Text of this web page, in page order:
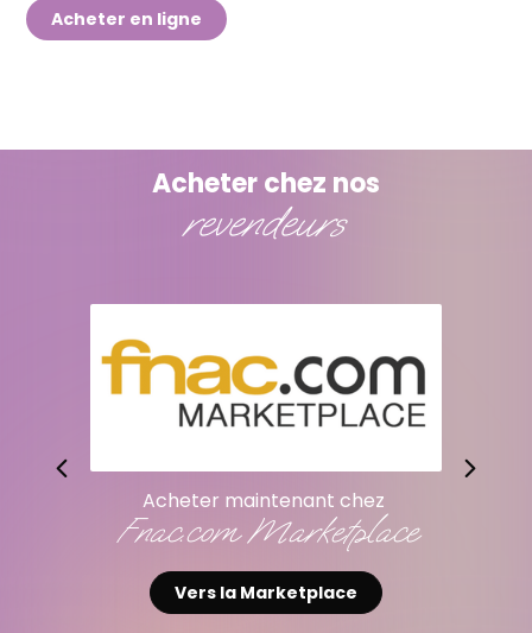
Acheter en ligne
Acheter chez nos
revendeurs
Acheter maintenant chez
Fnac.com Marketplace
Vers la Marketplace